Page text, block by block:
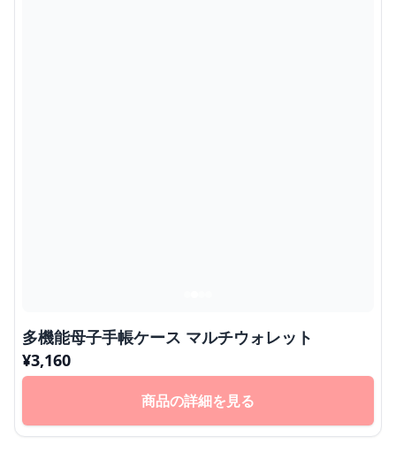
多機能母子手帳ケース マルチウォレット
¥3,160
商品の詳細を見る